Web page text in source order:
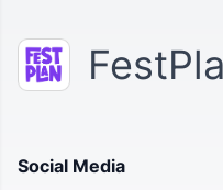
Social Media